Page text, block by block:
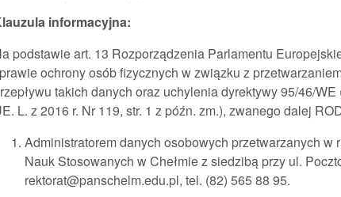
informacyjna:
podstawie art. 13 Rozporządzenia Parlamentu
ochrony osób fizycznych w związku z
takich danych oraz uchylenia dyrektywy 95/46/
L. z 2016 r. Nr 119, str. 1 z późn. zm.), zwanego dalej
Administratorem danych osobowych przetwarzanych
Nauk Stosowanych w Chełmie z siedzibą przy ul.
rektorat@panschelm.edu.pl, tel. (82) 565 88 95.